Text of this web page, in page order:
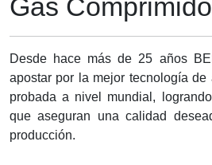
Gas Comprimido
Desde hace más de 25 años
apostar por la mejor tecnología de
probada a nivel mundial,
que aseguran una calidad
producción.